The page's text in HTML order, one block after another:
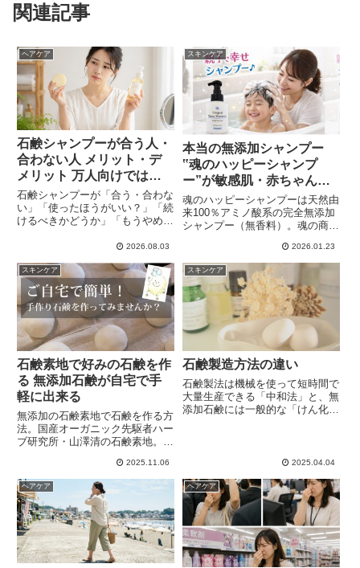
関連記事
ヘアケア
石鹸シャンプーが合う人・
合わない人 メリット・デ
メリット 万人向けではな
い理由を無添加専門店が徹
底解説
石鹸シャンプーが「合う・合わな
い」「使ったほうがいい？」「続
けるべきかどうか」「もうやめよ
専門店が解説。石鹸シャンプーは
否両論、万人に合うものではあり
ません。敏感肌・敏感頭皮には合
わないのでアミノ酸系完全無添加
シャンプーや界面活性剤フリーの
カミノカミシャンプーがおスス
メ。
2026.08.03
スキンケア
本当の無添加シャンプー
‟魂のハッピーシャンプ
ー”が敏感肌・赤ちゃんに
人気の理由
魂のハッピーシャンプーは天然由
来100％アミノ酸系の完全無添加
シャンプー（無香料）。魂の商材
ャンプー。泡で出して泡で出して
洗髪・洗顔・全身洗いができるの
で敏感肌や赤ちゃんにも大人気。
乳幼児から大人、高齢者、男性ま
でジェンダーレス＆家族全員で使
えます。
2026.01.23
スキンケア
石鹸素地で好みの石鹸を作
る 無添加石鹸が自宅で手
軽に出来る
無添加の石鹸素地で石鹸を作る方
法。国産オーガニック先駆者ハー
ブ研究所・山澤清の石鹸素地。パ
添加石鹸素地。お湯を入れて約
40分こねて1か月間自然乾燥する
だけでもっちりモコモコの泡立ち
で、溶けにくく長持ちする高品質
な無添加石鹸が約13個作れま
す。洗顔・全身洗い・石鹸シャン
プーに使えます。
2025.11.06
スキンケア
石鹸製造方法の違い
石鹸製法は機械を使って短時間で
大量生産できる「中和法」と、無
添加石鹸には一般的な「けん化
法」という区分けも。大量生産し
合成添加剤を使わない無添加石鹸
を作りたいのか。すべてメーカー
の考え方次第。
2025.04.04
ヘアケア ヘアケア